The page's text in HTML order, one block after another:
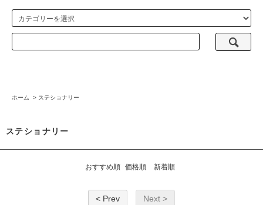
ホーム > ステショナリー
ステショナリー
おすすめ順 価格順 新着順
< Prev Next >